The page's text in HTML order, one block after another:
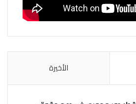
الأخيرة